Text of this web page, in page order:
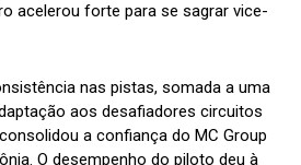
acelerou forte para se sagrar vice-
nas pistas, somada a uma
aos desafiadores circuitos
a confiança do MC Group
O desempenho do piloto deu à